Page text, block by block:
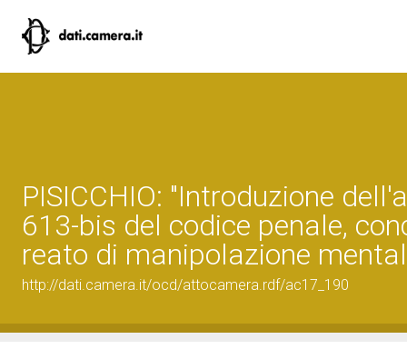
PISICCHIO: "Introduzione
613-bis del codice penale,
reato di manipolazione
http://dati.camera.it/ocd/attocamera.rdf/ac17_190